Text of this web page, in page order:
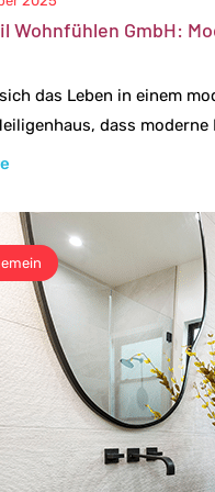
Wohnfühlen GmbH:
das Leben in einem
dass